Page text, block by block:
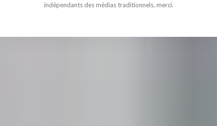
indépendants des médias traditionnels, merci.